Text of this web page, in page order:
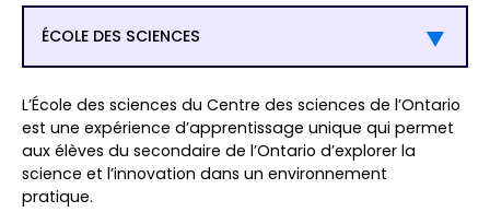
ÉCOLE DES SCIENCES
L’École des sciences du Centre des sciences de l’Ontario
est une expérience d’apprentissage unique qui permet
aux élèves du secondaire de l’Ontario d’explorer la
science et l’innovation dans un environnement
pratique.